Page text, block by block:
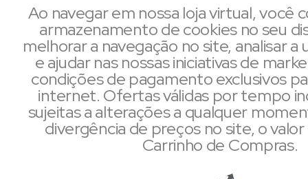
Ao navegar em nossa loja virtual, você
armazenamento de cookies no seu
melhorar a navegação no site, analisar a
e ajudar nas nossas iniciativas de
condições de pagamento exclusivos
internet. Ofertas válidas por tempo
sujeitas a alterações a qualquer
divergência de preços no site, o
Carrinho de Compras.